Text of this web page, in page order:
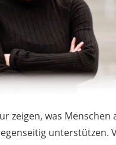
zeigen, was Menschen
unterstützen.